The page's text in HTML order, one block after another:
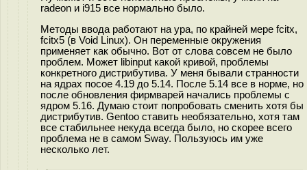
radeon и i915 все нормально было.
Методы ввода работают на ура, по крайней мере fcitx,
fcitx5 (в Void Linux). Он переменные окружения
применяет как обычно. Вот от слова совсем не было
проблем. Может libinput какой кривой, проблемы
конкретного дистрибутива. У меня бывали странности
на ядрах посое 4.19 до 5.14. После 5.14 все в норме, но
после обновления фирмварей начались проблемы с
ядром 5.16. Думаю стоит попробовать сменить хотя бы
дистрибутив. Gentoo ставить необязательно, хотя там
все стабильнее некуда всегда было, но скорее всего
проблема не в самом Sway. Пользуюсь им уже
несколько лет.